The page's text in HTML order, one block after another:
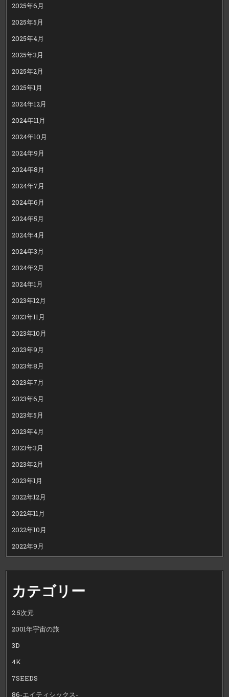
2025年6月
2025年5月
2025年4月
2025年3月
2025年2月
2025年1月
2024年12月
2024年11月
2024年10月
2024年9月
2024年8月
2024年7月
2024年6月
2024年5月
2024年4月
2024年3月
2024年2月
2024年1月
2023年12月
2023年11月
2023年10月
2023年9月
2023年8月
2023年7月
2023年6月
2023年5月
2023年4月
2023年3月
2023年2月
2023年1月
2022年12月
2022年11月
2022年10月
2022年9月
カテゴリー
2.5次元
2001年宇宙の旅
3D
4K
7SEEDS
86-エイティシックス-